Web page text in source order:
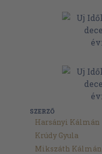
SZERZŐ
Harsányi Kálmán
Krúdy Gyula
Mikszáth Kálmán